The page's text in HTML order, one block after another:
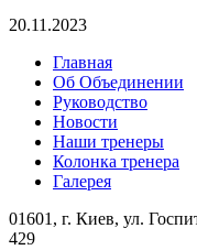
20.11.2023
Главная
Об Объединении
Руководство
Новости
Наши тренеры
Колонка тренера
Галерея
01601, г. Киев, ул.
429